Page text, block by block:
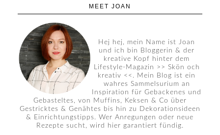
MEET JOAN
Hej hej, mein Name ist Joan
und ich bin Bloggerin & der
kreative Kopf hinter dem
Lifestyle-Magazin >> Skön och
kreativ <<. Mein Blog ist ein
wahres Sammelsurium an
Inspiration für Gebackenes und
Gebasteltes, von Muffins, Keksen & Co über
Gestricktes & Genähtes bis hin zu Dekorationsideen
& Einrichtungstipps. Wer Anregungen oder neue
Rezepte sucht, wird hier garantiert fündig.